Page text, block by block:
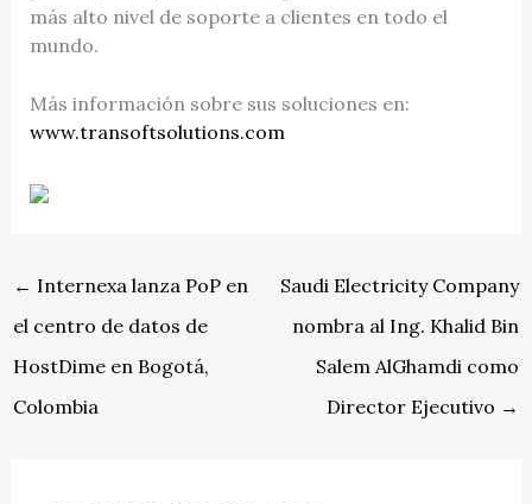
más alto nivel de soporte a clientes en todo el
mundo.
Más información sobre sus soluciones en:
www.transoftsolutions.com
← Internexa lanza PoP en
el centro de datos de
HostDime en Bogotá,
Colombia
Saudi Electricity Company
nombra al Ing. Khalid Bin
Salem AlGhamdi como
Director Ejecutivo →